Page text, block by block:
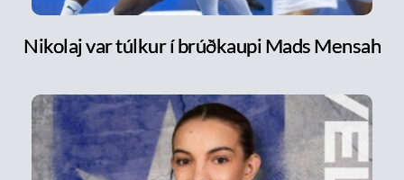
Nikolaj var túlkur í brúðkaupi Mads Mensah